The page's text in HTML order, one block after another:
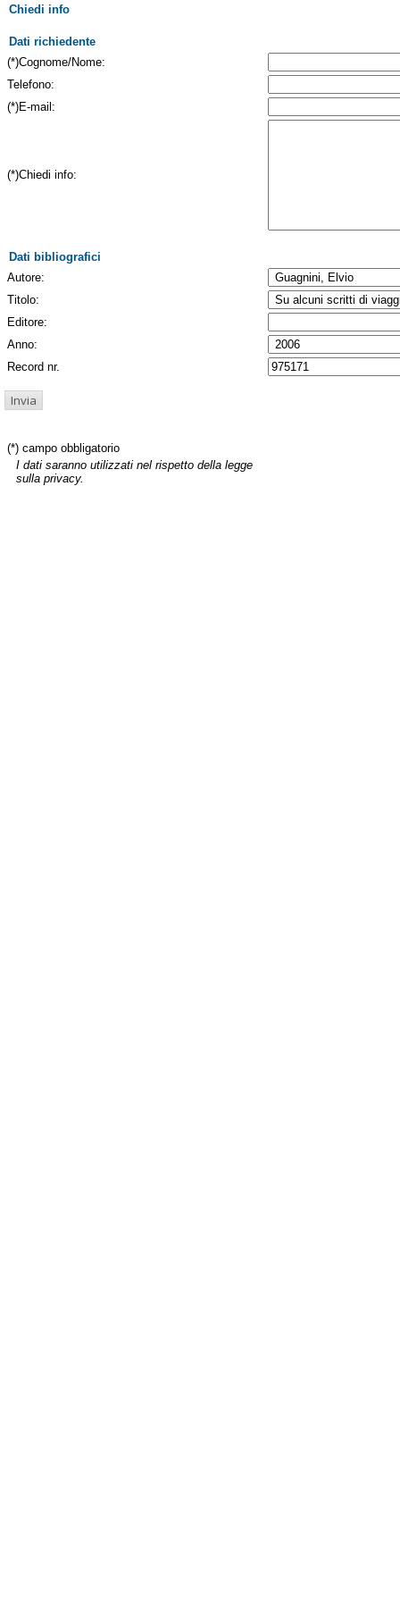
Chiedi info
Dati richiedente
(*)Cognome/Nome:
Telefono:
(*)E-mail:
(*)Chiedi info:
Dati bibliografici
Autore:
Titolo:
Editore:
Anno:
Record nr.
(*) campo obbligatorio
I dati saranno utilizzati nel rispetto della legge
sulla privacy.